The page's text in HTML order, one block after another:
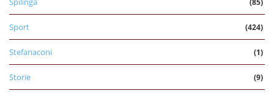
(85)
Sport (424)
Stefanaconi (1)
Storie (9)